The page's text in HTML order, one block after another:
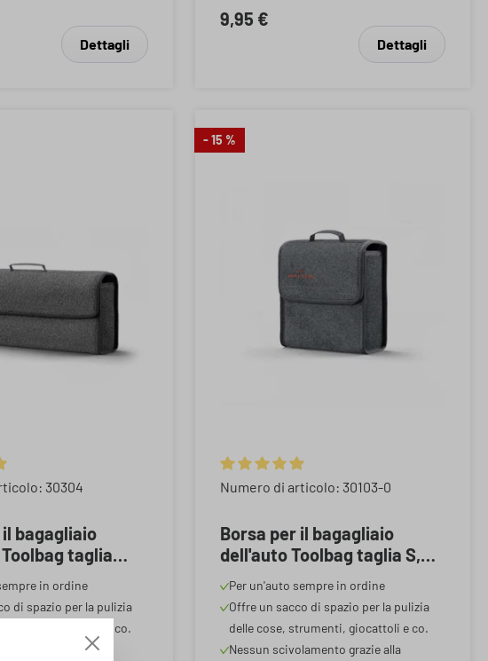
Dettagli
9,95 €
Dettagli
di 4.9 su 5 stelle
30304
bagagliaio
taglia
di stoccaggio
in ordine
di spazio per la pulizia
giocattoli e co.
grazie alla
- 15 %
Valutazione media di 4.9 su 5 stelle
Numero di articolo: 30103-0
Borsa per il bagagliaio
dell'auto Toolbag taglia S,
borsa di stoccaggio auto
grigio 28,5x14x28cm
Per un'auto sempre in ordine
Offre un sacco di spazio per la pulizia
delle cose, strumenti, giocattoli e co.
Nessun scivolamento grazie alla